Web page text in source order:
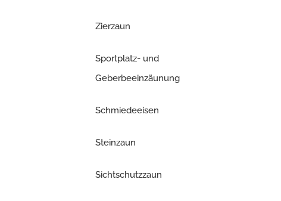
Zierzaun
Sportplatz- und
Geberbeeinzäunung
Schmiedeeisen
Steinzaun
Sichtschutzzaun